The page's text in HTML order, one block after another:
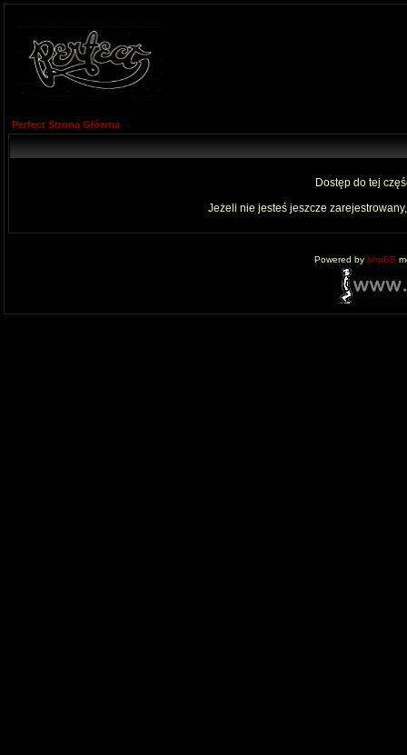
Perfect Strona Główna
Dostęp do tej
Jeżeli nie jesteś jeszcze
Powered by phpBB